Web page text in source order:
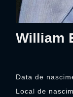
William
Data de
Local de